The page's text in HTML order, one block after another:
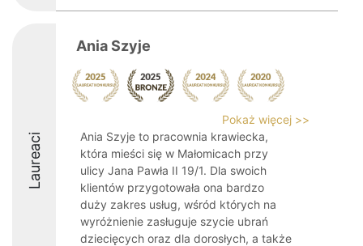
Laureaci
Ania Szyje
Pokaż więcej >>
Ania Szyje to pracownia krawiecka,
która mieści się w Małomicach przy
ulicy Jana Pawła II 19/1. Dla swoich
klientów przygotowała ona bardzo
duży zakres usług, wśród których na
wyróżnienie zasługuje szycie ubrań
dziecięcych oraz dla dorosłych, a także